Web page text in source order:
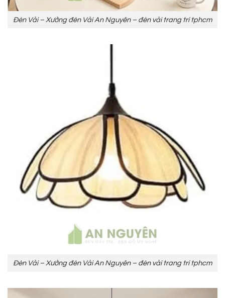
Đèn Vải – Xưởng đèn Vải An Nguyên – đèn vải trang trí tphcm
Đèn Vải – Xưởng đèn Vải An Nguyên – đèn vải trang trí tphcm